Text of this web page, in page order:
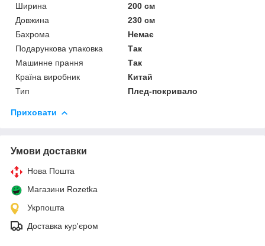
Ширина
200 см
Довжина
230 см
Бахрома
Немає
Подарункова упаковка
Так
Машинне прання
Так
Країна виробник
Китай
Тип
Плед-покривало
Приховати
Умови доставки
Нова Пошта
Магазини Rozetka
Укрпошта
Доставка кур'єром